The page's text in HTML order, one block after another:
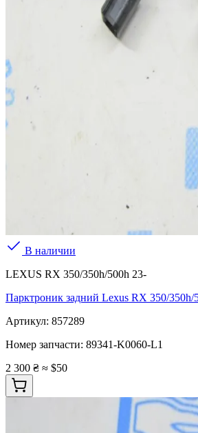
В наличии
LEXUS RX 350/350h/500h 23-
Парктроник задний Lexus RX 350/350h/
Артикул: 857289
Номер запчасти: 89341-K0060-L1
2 300 ₴ ≈ $50